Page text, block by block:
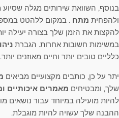
בנוסף, השוואת שירותים מגלה שסיוע
ולהפחית מתח . במקום ללהטט
להקצות את הזמן שלך בצורה יעילה
במשימות חשובות אחרות. הגברת
כלליים טובים יותר וחיים מאוזנים יותר.
יתר על כן, כותבים מקצועיים מביאים
שלך, ומבטיחים מאמרים איכותיים
להיות מועילה במיוחד עבור נושאים
ההבנה שלך עשויה להיות מוגבלת.